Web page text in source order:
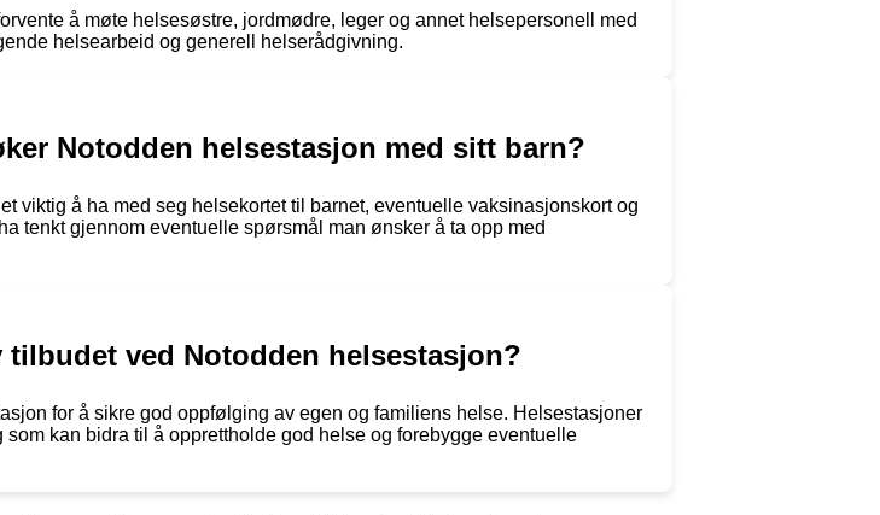
å møte helsesøstre, jordmødre, leger og annet helsepersonell med
helsearbeid og generell helserådgivning.
Notodden helsestasjon med sitt barn?
viktig å ha med seg helsekortet til barnet, eventuelle vaksinasjonskort og
tenkt gjennom eventuelle spørsmål man ønsker å ta opp med
ved Notodden helsestasjon?
for å sikre god oppfølging av egen og familiens helse. Helsestasjoner
kan bidra til å opprettholde god helse og forebygge eventuelle